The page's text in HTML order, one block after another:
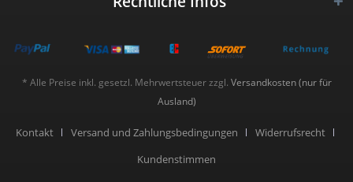
* Alle Preise inkl. gesetzl. Mehrwertsteuer zzgl. Versandkosten (nur für
Ausland)
Kontakt Versand und Zahlungsbedingungen
Widerrufsrecht
Kundenstimmen